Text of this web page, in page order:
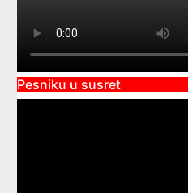
Pesniku u susret